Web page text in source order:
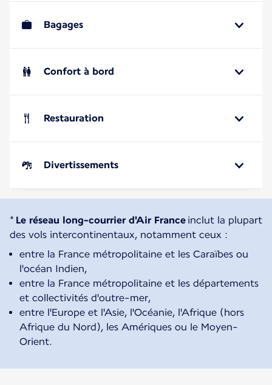
Bagages
Confort à bord
Restauration
Divertissements
* Le réseau long-courrier d'Air France inclut la plupart
entre la France métropolitaine et les Caraïbes ou
l'océan Indien,
entre la France métropolitaine et les départements
et collectivités d'outre-mer,
entre l'Europe et l'Asie, l'Océanie, l'Afrique (hors
Afrique du Nord), les Amériques ou le Moyen-
Orient.